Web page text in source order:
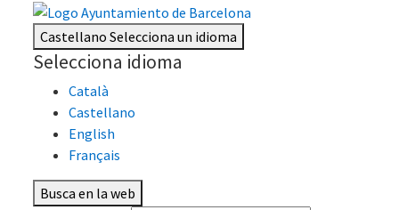
CastellanoSelecciona un idioma
Selecciona idioma
Català
Castellano
English
Français
Busca en la web